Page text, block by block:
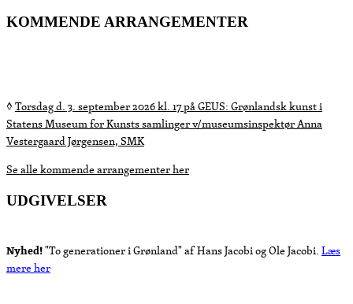
KOMMENDE ARRANGEMENTER
◊Torsdag d. 3. september 2026 kl. 17 på GEUS:Grønlandsk kunst i
Statens Museum for Kunsts samlinger v/museumsinspektør Anna
Vestergaard Jørgensen, SMK
Se alle kommende arrangementer her
UDGIVELSER
Nyhed!"To generationer i Grønland" af Hans Jacobi og Ole Jacobi.Læs
mere her